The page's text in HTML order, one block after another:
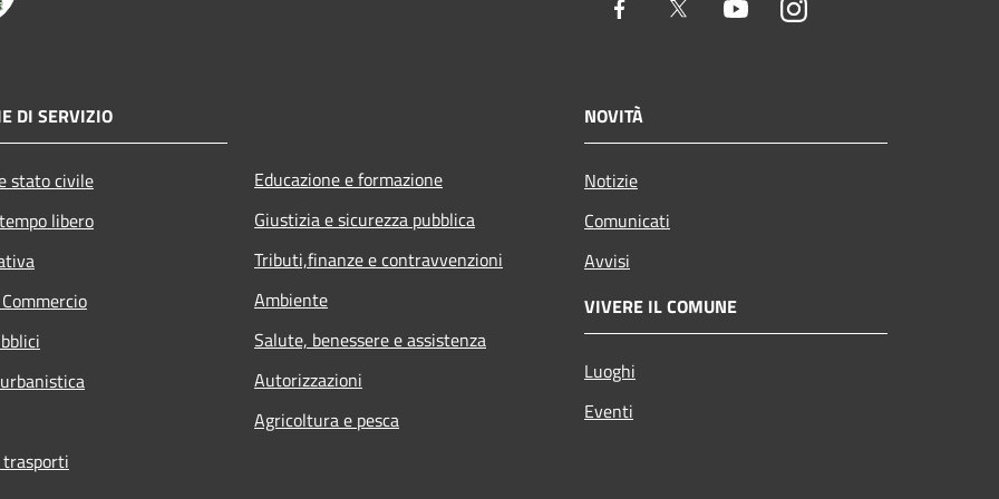
Facebook Twitter YoutubeInstagram
DI SERVIZIO
stato civile
libero
Educazione e formazione
Giustizia e sicurezza pubblica
Tributi,finanze e contravvenzioni
Ambiente
Salute, benessere e assistenza
Autorizzazioni
Agricoltura e pesca
NOVITÀ
Notizie
Comunicati
Avvisi
VIVERE IL COMUNE
Luoghi
Eventi